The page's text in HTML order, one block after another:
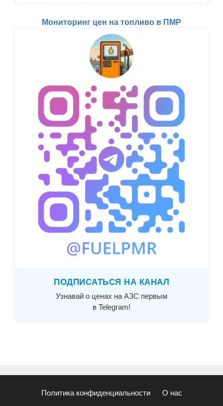
Мониторинг цен на топливо в ПМР
ПОДПИСАТЬСЯ НА КАНАЛ
Узнавай о ценах на АЗС первым
в Telegram!
Политика конфиденциальности О нас